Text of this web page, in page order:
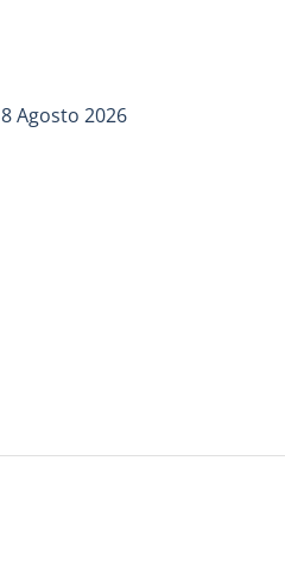
8 Agosto 2026